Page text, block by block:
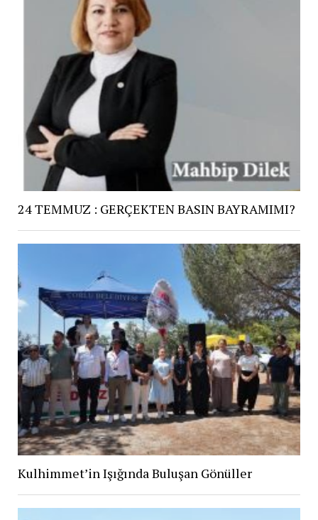
24 TEMMUZ : GERÇEKTEN BASIN BAYRAMIMI?
Kulhimmet’in Işığında Buluşan Gönüller